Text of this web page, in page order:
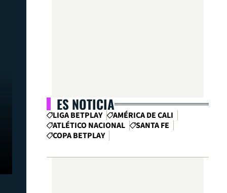
ES NOTICIA
LIGA BETPLAY
AMÉRICA DE CALI
ATLÉTICO NACIONAL
SANTA FE
COPA BETPLAY